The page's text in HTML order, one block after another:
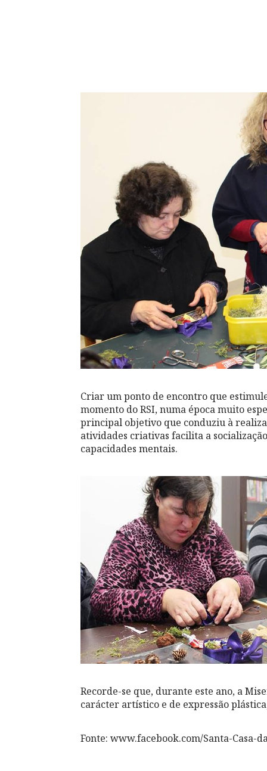
Criar um ponto de encontro que
momento do RSI, numa época muito
principal objetivo que conduziu à
atividades criativas facilita a
capacidades mentais.
Recorde-se que, durante este ano, a
carácter artístico e de expressão
Fonte: www.facebook.com/Santa-Casa-